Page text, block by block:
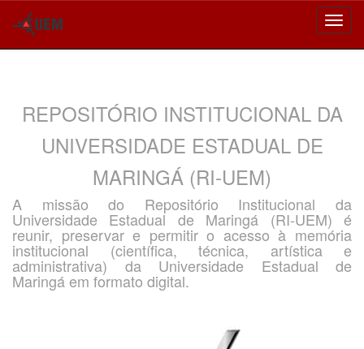
REPOSITÓRIO INSTITUCIONAL DA
UNIVERSIDADE ESTADUAL DE
MARINGÁ (RI-UEM)
A missão do Repositório Institucional da
Universidade Estadual de Maringá (RI-UEM) é
reunir, preservar e permitir o acesso à memória
institucional (científica, técnica, artística e
administrativa) da Universidade Estadual de
Maringá em formato digital.